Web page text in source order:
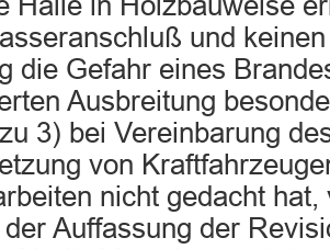
und
die Gefahr eines
Ausbreitung
3) bei Vereinbarung
von
nicht gedacht hat,
Auffassung der